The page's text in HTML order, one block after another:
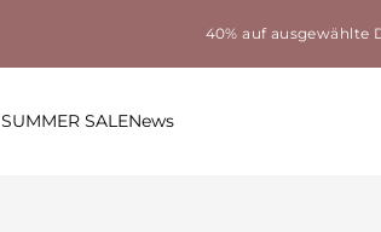
40% auf ausgewählte
SUMMER SALENews